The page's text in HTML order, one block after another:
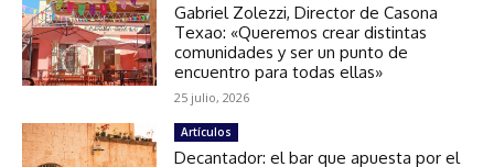
Gabriel Zolezzi, Director de Casona
Texao: «Queremos crear distintas
comunidades y ser un punto de
encuentro para todas ellas»
25 julio, 2026
Artículos
Decantador: el bar que apuesta por el